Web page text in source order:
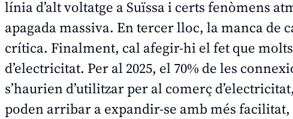
línia d’alt voltatge a Suïssa i certs fenòmens
apagada massiva. En tercer lloc, la manca
crítica. Finalment, cal afegir-hi el fet que
d’electricitat. Per al 2025, el 70% de les
s’haurien d’utilitzar per al comerç
poden arribar a expandir-se amb més